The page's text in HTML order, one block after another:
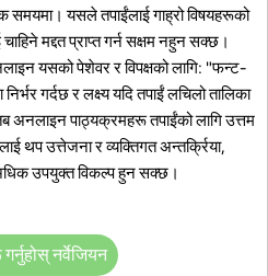
यसले तपाईंलाई गाह्रो विषयहरूको
मद्दत प्राप्त गर्न सक्षम नहुन सक्छ।
यसको पेशेवर र विपक्षको लागि: "फन्ट-
गर्दछ र लक्ष्य यदि तपाईं लचिलो तालिका
अनलाइन पाठ्यक्रमहरू तपाईंको लागि उत्तम
थप उत्तेजना र व्यक्तिगत अन्तर्क्रिया,
उपयुक्त विकल्प हुन सक्छ।
नर्वेजियन